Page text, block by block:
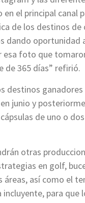
el principal canal
de los destinos de
dando oportunidad
esa foto que
de 365 días” refirió.
destinos ganadores
junio y
de uno o
otras
en golf,
áreas, así como el
para que